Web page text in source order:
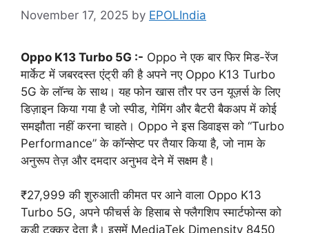
November 17, 2025 by EPOLIndia
Oppo K13 Turbo 5G :- Oppo ने एक बार फिर मिड-रेंज
मार्केट में जबरदस्त एंट्री की है अपने नए Oppo K13 Turbo
5G के लॉन्च के साथ। यह फोन खास तौर पर उन यूज़र्स के लिए
डिज़ाइन किया गया है जो स्पीड, गेमिंग और बैटरी बैकअप में कोई
समझौता नहीं करना चाहते। Oppo ने इस डिवाइस को “Turbo
Performance” के कॉन्सेप्ट पर तैयार किया है, जो नाम के
अनुरूप तेज़ और दमदार अनुभव देने में सक्षम है।
₹27,999 की शुरुआती कीमत पर आने वाला Oppo K13
Turbo 5G, अपने फीचर्स के हिसाब से फ्लैगशिप स्मार्टफोन्स को
कड़ी टक्कर देता है। इसमें MediaTek Dimensity 8450